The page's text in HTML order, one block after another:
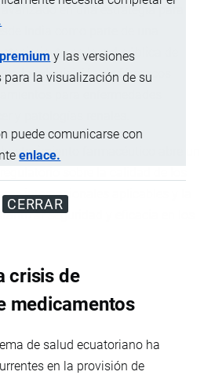
premium y las versiones
para la visualización de su
puede comunicarse con
enlace.
CERRAR
en una estrategia para
India como parte de una
en la red pública de
la adquisición de fármacos
para enfermedades
y patologías renales.
farmacéutico abre un
sobre la calidad de los
internacionales aplicables y la
seguridad y eficacia en los
crisis de
medicamentos
de salud ecuatoriano ha
en la provisión de